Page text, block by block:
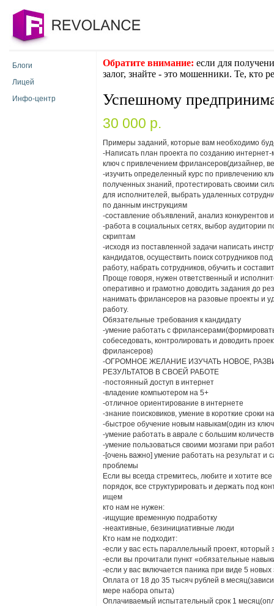
Блоги
Лицей
Инфо-центр
Обратите внимание: если для
залог, знайте - это мошенники. Те, кто
Успешному
30 000 p.
Примеры заданий, которые вам необходимо
-Написать план проекта по созданию
ключ с привлечением фрилансеров(дизайнер,
-изучить определенный курс по привлечению
полученных знаний, протестировать своими
для исполнителей, выбрать удаленных
по данным инструкциям
-составление объявлений, анализ конкурентов
-работа в социальных сетях, выбор аудитории
скриптам
-исходя из поставленной задачи написать
кандидатов, осуществить поиск сотрудников
работу, набрать сотрудников, обучить и
Проще говоря, нужен ответственный и
оперативно и грамотно доводить задания до
нанимать фрилансеров на разовые проекты и
работу.
Обязательные требования к кандидату
-умение работать с
собеседовать, контролировать и доводить
фрилансеров)
-ОГРОМНОЕ ЖЕЛАНИЕ ИЗУЧАТЬ НОВОЕ,
РЕЗУЛЬТАТОВ В СВОЕЙ РАБОТЕ
-постоянный доступ в интернет
-владение компьютером на 5+
-отличное ориентирование в интернете
-знание поисковиков, умение в короткие
-быстрое обучение новым навыкам(один из
-умение работать в аврале с большим
-умение пользоваться своими мозгами при
-[очень важно] умение работать на результат
проблемы
Если вы всегда стремитесь, любите и хотите
порядок, все структурировать и держать под
ищем
кто нам не нужен:
-ищущие временную подработку
-неактивные, безинициативные люди
Кто нам не подходит:
-если у вас есть параллельный проект, который
-если вы прочитали пункт «обязательные
-если у вас включается паника при виде 5
Оплата от 18 до 35 тысяч рублей в
мере набора опыта)
Оплачиваемый испытательный срок 1